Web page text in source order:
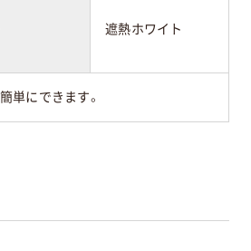
遮熱ホワイト
単にできます。